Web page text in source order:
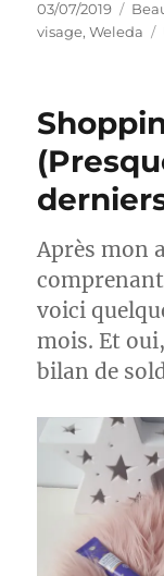
Publié
le
03/07/2019
visage,Weleda
Après mon
comprenant
voici
mois. Et
bilan de